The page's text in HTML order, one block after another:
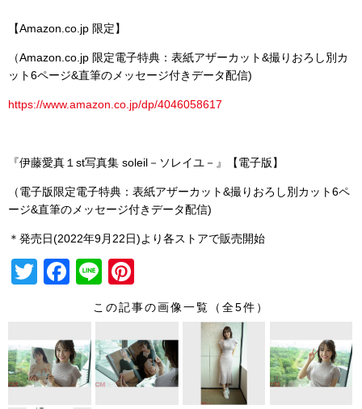
【Amazon.co.jp 限定】
（Amazon.co.jp 限定電子特典：表紙アザーカット&撮りおろし別カ
ット6ページ&直筆のメッセージ付きデータ配信)
https://www.amazon.co.jp/dp/4046058617
『伊藤愛真１st写真集 soleil－ソレイユ－』【電子版】
（電子版限定電子特典：表紙アザーカット&撮りおろし別カット6ペ
ージ&直筆のメッセージ付きデータ配信)
＊発売日(2022年9月22日)より各ストアで販売開始
T
er
F
e
b
Li
n
nt
e
st
この記事の画像一覧（全5件）